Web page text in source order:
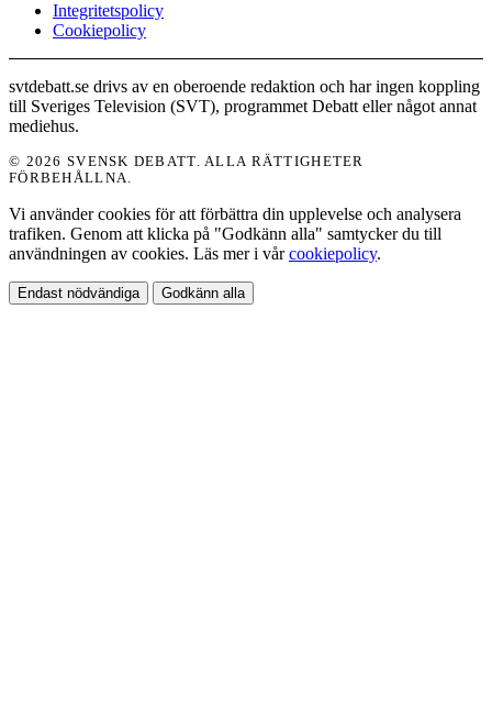
Integritetspolicy
Cookiepolicy
svtdebatt.se drivs av en oberoende redaktion och har ingen koppling
till Sveriges Television (SVT), programmet Debatt eller något annat
mediehus.
© 2026 SVENSK DEBATT. ALLA RÄTTIGHETER
FÖRBEHÅLLNA.
Vi använder cookies för att förbättra din upplevelse och analysera
trafiken. Genom att klicka på "Godkänn alla" samtycker du till
användningen av cookies. Läs mer i vårcookiepolicy.
Endast nödvändiga Godkänn alla